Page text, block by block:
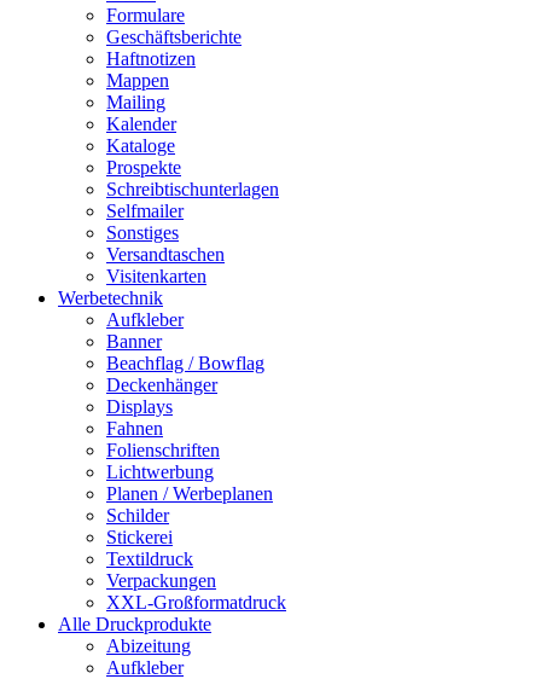
Formulare
Geschäftsberichte
Haftnotizen
Mappen
Mailing
Kalender
Kataloge
Prospekte
Schreibtischunterlagen
Selfmailer
Sonstiges
Versandtaschen
Visitenkarten
Werbetechnik
Aufkleber
Banner
Beachflag / Bowflag
Deckenhänger
Displays
Fahnen
Folienschriften
Lichtwerbung
Planen / Werbeplanen
Schilder
Stickerei
Textildruck
Verpackungen
XXL-Großformatdruck
Alle Druckprodukte
Abizeitung
Aufkleber